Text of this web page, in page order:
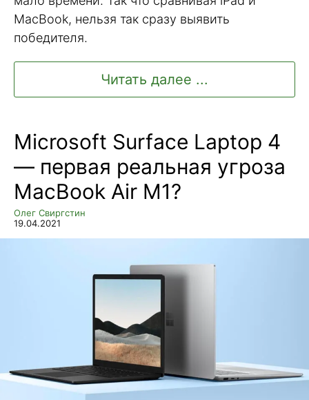
MacBook, нельзя так сразу выявить
победителя.
Читать далее ...
Microsoft Surface Laptop 4
— первая реальная угроза
MacBook Air M1?
Олег Свиргстин
19.04.2021